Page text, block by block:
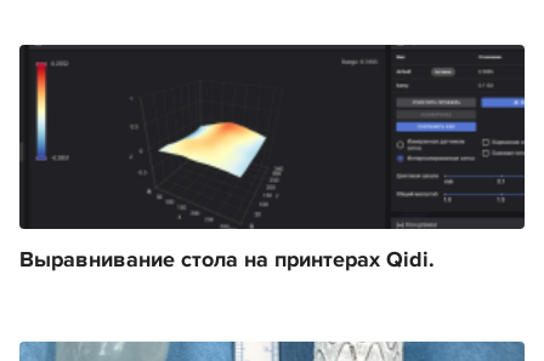
Выравнивание стола на принтерах Qidi.